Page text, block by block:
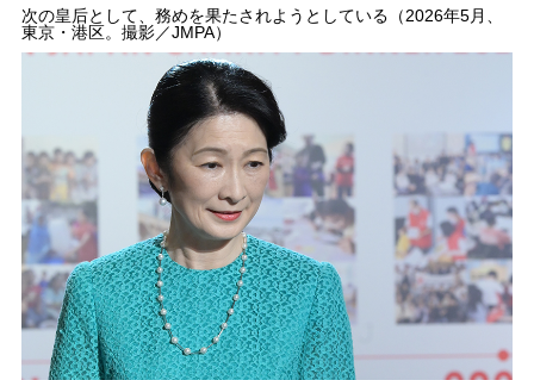
次の皇后として、務めを果たされようとしている（2026年5月、
東京・港区。撮影／JMPA）